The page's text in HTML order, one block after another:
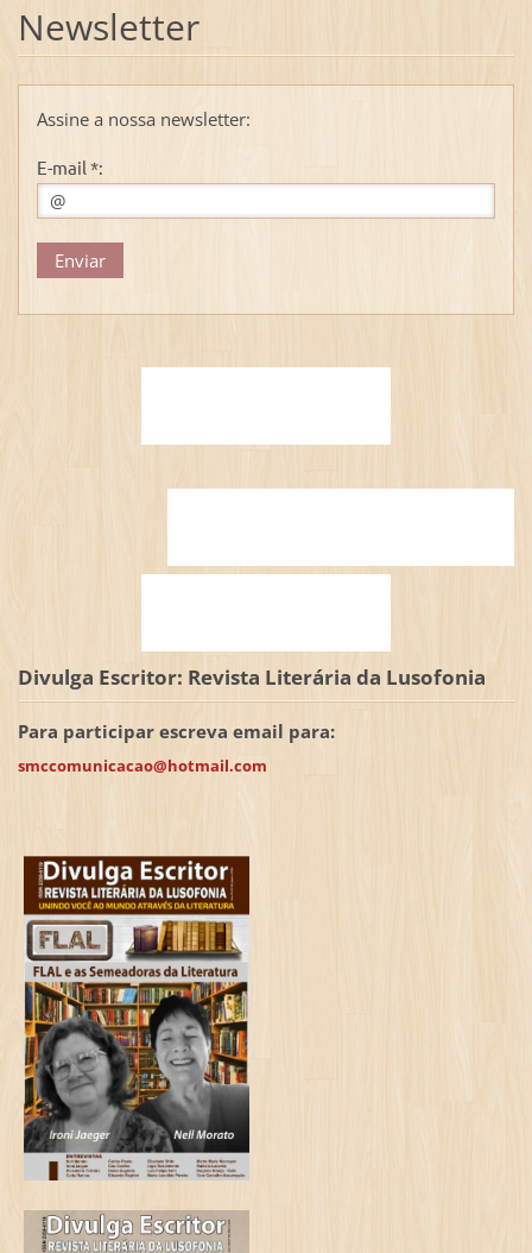
Newsletter
Assine a nossa newsletter:
E-mail *:
Divulga Escritor: Revista Literária da Lusofonia
Para participar escreva email para:
smccomunicacao@hotmail.com